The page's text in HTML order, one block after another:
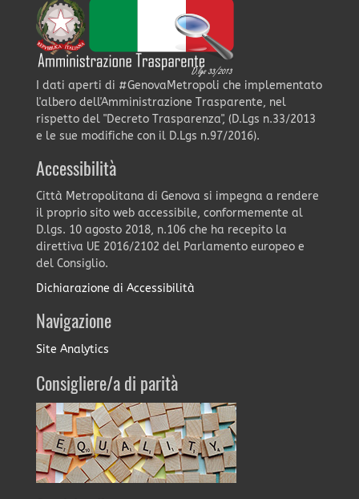
I dati aperti di #GenovaMetropoli che implementato
l'albero dell'Amministrazione Trasparente, nel
rispetto del "Decreto Trasparenza", (D.Lgs n.33/2013
e le sue modifiche con il D.Lgs n.97/2016).
Accessibilità
Città Metropolitana di Genova si impegna a rendere
il proprio sito web accessibile, conformemente al
D.lgs. 10 agosto 2018, n.106 che ha recepito la
direttiva UE 2016/2102 del Parlamento europeo e
del Consiglio.
Dichiarazione di Accessibilità
Navigazione
Site Analytics
Consigliere/a di parità